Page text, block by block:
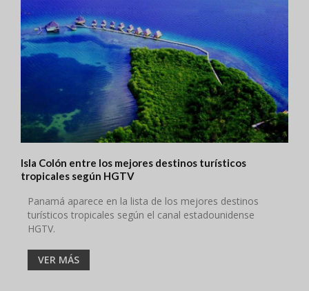
Isla Colón entre los mejores destinos turísticos
tropicales según HGTV
Panamá aparece en la lista de los mejores destinos
turísticos tropicales según el canal estadounidense
HGTV.
VER MÁS